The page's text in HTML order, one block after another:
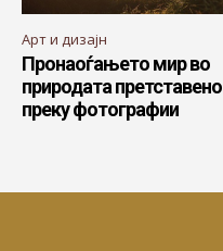
Арт и дизајн
Пронаоѓањето мир во
природата претставено
преку фотографии